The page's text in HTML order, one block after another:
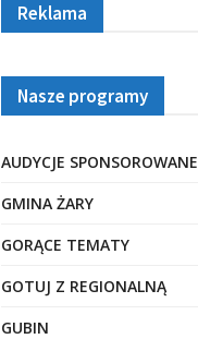
Reklama
Nasze programy
AUDYCJE SPONSOROWANE
GMINA ŻARY
GORĄCE TEMATY
GOTUJ Z REGIONALNĄ
GUBIN